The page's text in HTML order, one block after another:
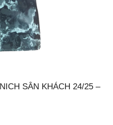
SÂN KHÁCH 24/25 –